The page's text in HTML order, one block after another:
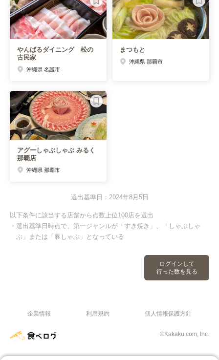
ログインして
行った数を見る
やんばるダイニング 松の
古民家
沖縄県 名護市
まつもと
沖縄県 那覇市
アグーしゃぶしゃぶ みるく
那覇店
沖縄県 那覇市
選出基準日：2024年8月5日
以下条件に該当する店舗から点数上位100店を選出
・選出基準日時点で、第一ジャンルが「すき焼き」、「しゃぶしゃ
ぶ」または「豚しゃぶ」となっている
企業情報 利用規約 個人情報保護方針
©Kakaku.com, Inc.